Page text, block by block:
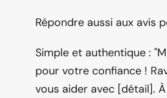
Répondre aussi aux avis
Simple et authentique :
pour votre confiance !
vous aider avec [détail].